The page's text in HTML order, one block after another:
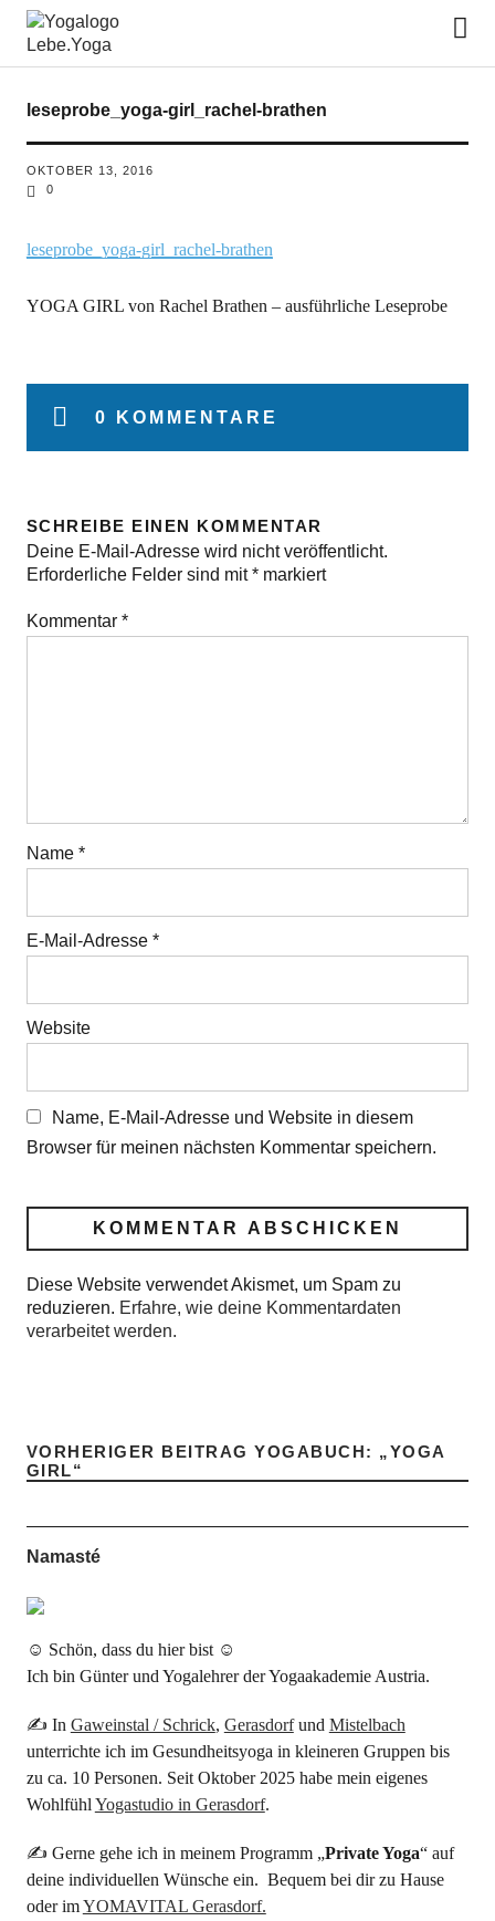
Lebe.Yoga: der Yoga Blog | das
Yoga Magazin
leseprobe_yoga-girl_rachel-brathen
OKTOBER 13, 2016
0
leseprobe_yoga-girl_rachel-brathen
YOGA GIRL von Rachel Brathen – ausführliche Leseprobe
0 KOMMENTARE
SCHREIBE EINEN KOMMENTAR
Deine E-Mail-Adresse wird nicht veröffentlicht.
Erforderliche Felder sind mit*markiert
Kommentar *
Name *
E-Mail-Adresse *
Website
Name, E-Mail-Adresse und Website in diesem
Browser für meinen nächsten Kommentar speichern.
Diese Website verwendet Akismet, um Spam zu
reduzieren. Erfahre, wie deine Kommentardaten
verarbeitet werden.
VORHERIGER BEITRAG YOGABUCH: „YOGA
GIRL“
Namasté
☺ Schön, dass du hier bist ☺
Ich bin Günter und Yogalehrer der Yogaakademie Austria.
✍ In Gaweinstal / Schrick, Gerasdorfund Mistelbach
unterrichte ich im Gesundheitsyoga in kleineren Gruppen bis
zu ca. 10 Personen. Seit Oktober 2025 habe mein eigenes
Wohlfühl Yogastudio in Gerasdorf.
✍ Gerne gehe ich in meinem Programm „Private Yoga“ auf
deine individuellen Wünsche ein. Bequem bei dir zu Hause
oder imYOMAVITAL Gerasdorf.